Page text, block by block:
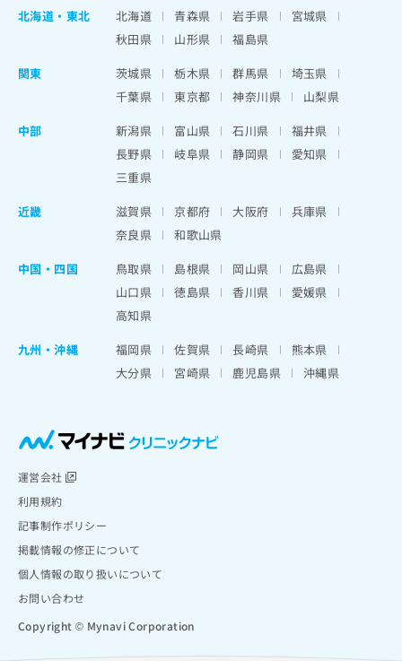
北海道 ・ 東北 北海道 青森県 岩手県
宮城県
秋田県
山形県
福島県
関東
茨城県 栃木県 群馬県
埼玉県
千葉県
東京都 神奈川県
山梨県
中部
新潟県 富山県 石川県
福井県
長野県
岐阜県 静岡県
愛知県
三重県
近畿
滋賀県 京都府 大阪府
兵庫県
奈良県
和歌山県
中国・四国
鳥取県 島根県 岡山県
広島県
山口県
徳島県 香川県
愛媛県
高知県
九州・沖縄
福岡県 佐賀県 長崎県
熊本県
大分県
宮崎県 鹿児島県 沖縄県
運営会社
利用規約
記事制作ポリシー
掲載情報の修正について
個人情報の取り扱いについて
お問い合わせ
Copyright © Mynavi Corporation